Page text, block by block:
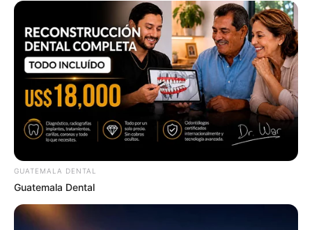
From Albinos To Polygamists: The World's Most
Unique Families
BRAINBERRIES
GUATEMALA DENTAL
Guatemala Dental